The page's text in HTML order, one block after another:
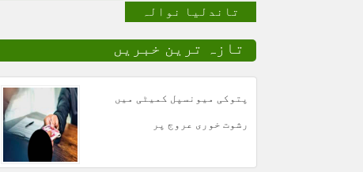
تاندلیا نوالہ
تازہ ترین خبریں
پتوکی میونسپل کمیٹی میں
رشوت خوری عروج پر